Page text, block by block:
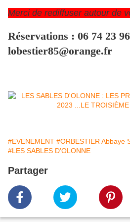
Merci de rediffuser autour de
Réservations : 06 74 23
lobestier85@orange.fr
#EVENEMENT #ORBESTIER Abbaye
#LES SABLES D'OLONNE
Partager